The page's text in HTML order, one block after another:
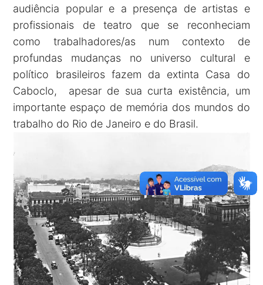
audiência popular e a presença de artistas e
profissionais de teatro que se reconheciam
como trabalhadores/as num contexto de
profundas mudanças no universo cultural e
político brasileiros fazem da extinta Casa do
Caboclo, apesar de sua curta existência, um
importante espaço de memória dos mundos do
trabalho do Rio de Janeiro e do Brasil.